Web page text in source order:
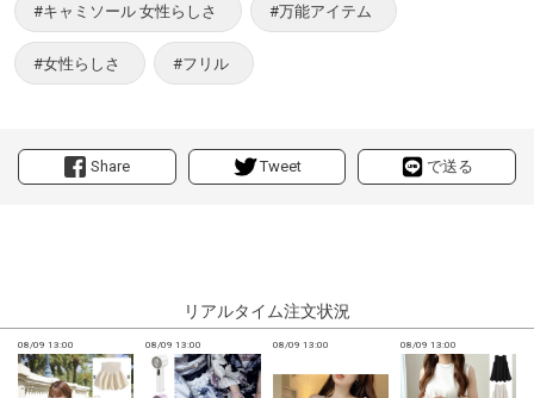
Share Tweet で送る
#キャミソール 女性らしさ #万能アイテム
#女性らしさ #フリル
リアルタイム注文状況
08/09 13:00 08/09 13:00 08/09 13:00 08/09 13:00